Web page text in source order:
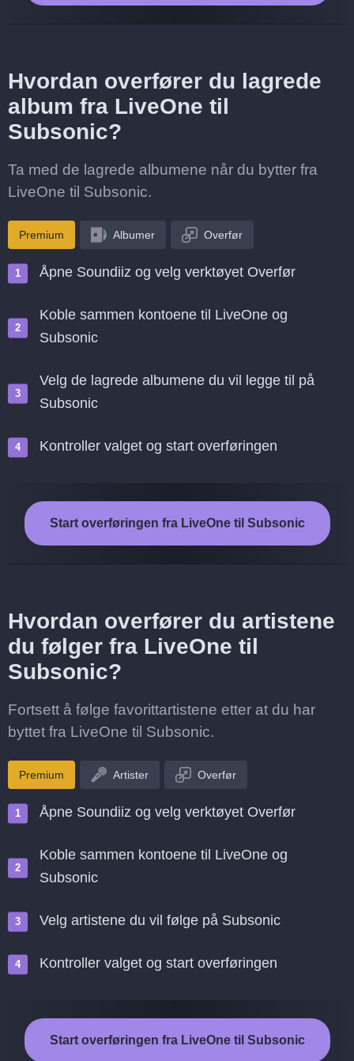
Hvordan overfører du lagrede
album fra LiveOne til
Subsonic?
Ta med de lagrede albumene når du bytter fra
LiveOne til Subsonic.
Premium Albumer Overfør
Åpne Soundiiz og velg verktøyet Overfør
Koble sammen kontoene til LiveOne og
Subsonic
Velg de lagrede albumene du vil legge til på
Subsonic
Kontroller valget og start overføringen
Start overføringen fra LiveOne til Subsonic
Hvordan overfører du artistene
du følger fra LiveOne til
Subsonic?
Fortsett å følge favorittartistene etter at du har
byttet fra LiveOne til Subsonic.
Premium Artister Overfør
Åpne Soundiiz og velg verktøyet Overfør
Koble sammen kontoene til LiveOne og
Subsonic
Velg artistene du vil følge på Subsonic
Kontroller valget og start overføringen
Start overføringen fra LiveOne til Subsonic